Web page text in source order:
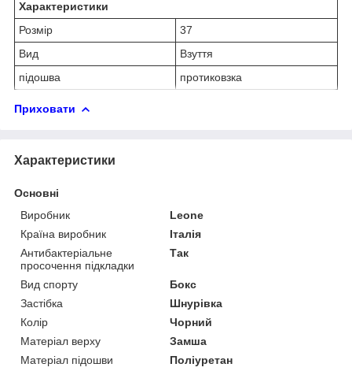
Характеристики
Розмір
37
Вид
Взуття
підошва
протиковзка
Приховати
Характеристики
Основні
Виробник
Leone
Країна виробник
Італія
Антибактеріальне
просочення підкладки
Так
Вид спорту
Бокс
Застібка
Шнурівка
Колір
Чорний
Матеріал верху
Замша
Матеріал підошви
Поліуретан